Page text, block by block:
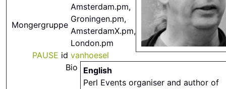
Mongergruppe
Amsterdam.pm,
Groningen.pm,
AmsterdamX.pm,
London.pm
PAUSE id vanhoesel
Bio
English
Perl Events organiser and author of